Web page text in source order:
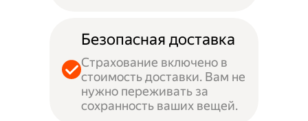
Безопасная доставка
Страхование включено в
стоимость доставки. Вам не
нужно переживать за
сохранность ваших вещей.